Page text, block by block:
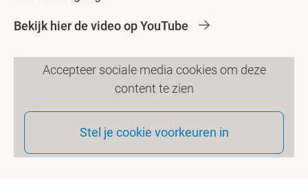
Bekijk hier de video op YouTube
Accepteer sociale media cookies om deze
content te zien
Stel je cookie voorkeuren in